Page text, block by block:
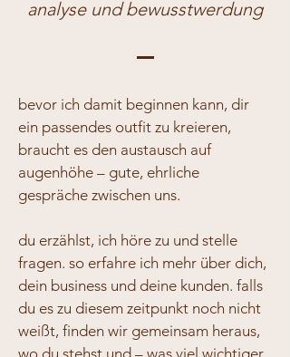
analyse und bewusstwerdung
bevor ich damit beginnen kann, dir
ein passendes outfit zu kreieren,
braucht es den austausch auf
augenhöhe – gute, ehrliche
gespräche zwischen uns.
du erzählst, ich höre zu und stelle
fragen. so erfahre ich mehr über dich,
dein business und deine kunden. falls
du es zu diesem zeitpunkt noch nicht
weißt, finden wir gemeinsam heraus,